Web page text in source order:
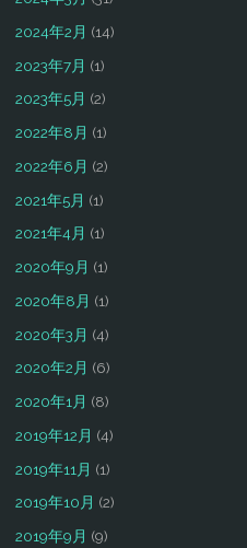
2024年2月 (14)
2023年7月 (1)
2023年5月 (2)
2022年8月 (1)
2022年6月 (2)
2021年5月 (1)
2021年4月 (1)
2020年9月 (1)
2020年8月 (1)
2020年3月 (4)
2020年2月 (6)
2020年1月 (8)
2019年12月 (4)
2019年11月 (1)
2019年10月 (2)
2019年9月 (9)